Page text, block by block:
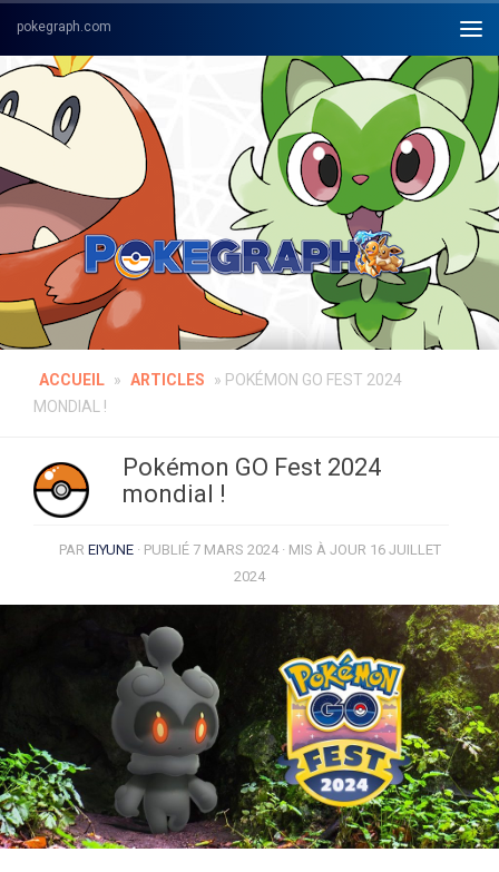
Skip to content
ACCUEIL » ARTICLES » POKÉMON GO FEST 2024
MONDIAL !
Pokémon GO Fest 2024
mondial !
PAR EIYUNE · PUBLIÉ 7 MARS 2024· MIS À JOUR 16 JUILLET
2024